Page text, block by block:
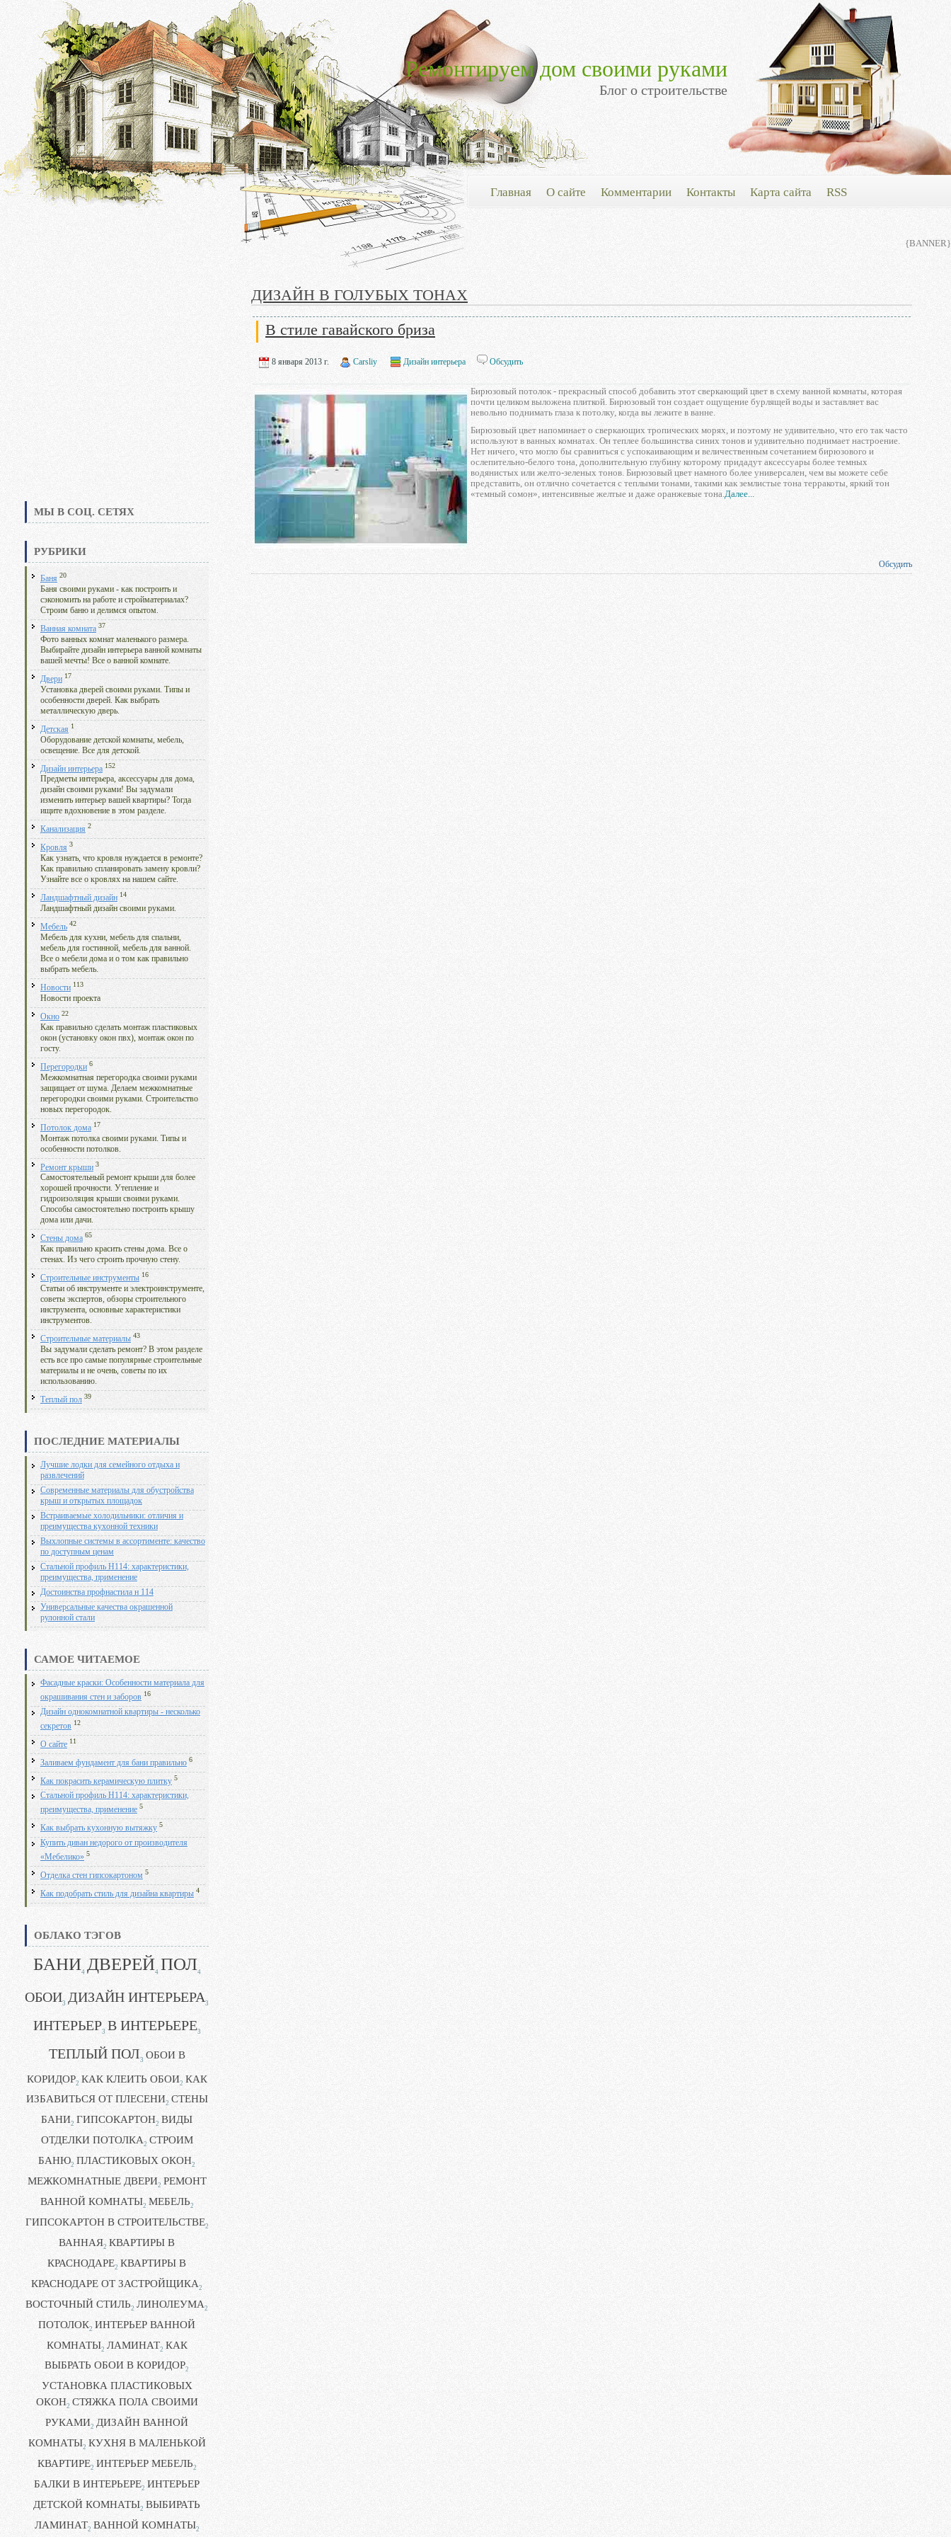
Ремонтируем дом своими руками
Блог о строительстве
Главная О сайте Комментарии Контакты Карта сайта RSS
{BANNER}
МЫ В СОЦ. СЕТЯХ
РУБРИКИ
Баня 20
Баня своими руками - как построить и
сэкономить на работе и стройматериалах?
Строим баню и делимся опытом.
Ванная комната 37
Фото ванных комнат маленького размера.
Выбирайте дизайн интерьера ванной комнаты
вашей мечты! Все о ванной комнате.
Двери 17
Установка дверей своими руками. Типы и
особенности дверей. Как выбрать
металлическую дверь.
Детская 1
Оборудование детской комнаты, мебель,
освещение. Все для детской.
Дизайн интерьера 152
Предметы интерьера, аксессуары для дома,
дизайн своими руками! Вы задумали
изменить интерьер вашей квартиры? Тогда
ищите вдохновение в этом разделе.
Канализация 2
Кровля 3
Как узнать, что кровля нуждается в ремонте?
Как правильно спланировать замену кровли?
Узнайте все о кровлях на нашем сайте.
Ландшафтный дизайн 14
Ландшафтный дизайн своими руками.
Мебель 42
Мебель для кухни, мебель для спальни,
мебель для гостинной, мебель для ванной.
Все о мебели дома и о том как правильно
выбрать мебель.
Новости 113
Новости проекта
Окно 22
Как правильно сделать монтаж пластиковых
окон (установку окон пвх), монтаж окон по
госту.
Перегородки 6
Межкомнатная перегородка своими руками
защищает от шума. Делаем межкомнатные
перегородки своими руками. Строительство
новых перегородок.
Потолок дома 17
Монтаж потолка своими руками. Типы и
особенности потолков.
Ремонт крыши 3
Самостоятельный ремонт крыши для более
хорошей прочности. Утепление и
гидроизоляция крыши своими руками.
Способы самостоятельно построить крышу
дома или дачи.
Стены дома 65
Как правильно красить стены дома. Все о
стенах. Из чего строить прочную стену.
Строительные инструменты 16
Статьи об инструменте и электроинструменте,
советы экспертов, обзоры строительного
инструмента, основные характеристики
инструментов.
Строительные материалы 43
Вы задумали сделать ремонт? В этом разделе
есть все про самые популярные строительные
материалы и не очень, советы по их
использованию.
Теплый пол 39
ПОСЛЕДНИЕ МАТЕРИАЛЫ
Лучшие лодки для семейного отдыха и
развлечений
Современные материалы для обустройства
крыш и открытых площадок
Встраиваемые холодильники: отличия и
преимущества кухонной техники
Выхлопные системы в ассортименте: качество
по доступным ценам
Стальной профиль Н114: характеристики,
преимущества, применение
Достоинства профнастила н 114
Универсальные качества окрашенной
рулонной стали
САМОЕ ЧИТАЕМОЕ
Фасадные краски: Особенности материала для
окрашивания стен и заборов 16
Дизайн однокомнатной квартиры - несколько
секретов 12
О сайте 11
Заливаем фундамент для бани правильно 6
Как покрасить керамическую плитку 5
Стальной профиль Н114: характеристики,
преимущества, применение 5
Как выбрать кухонную вытяжку 5
Купить диван недорого от производителя
«Мебелико» 5
Отделка стен гипсокартоном 5
Как подобрать стиль для дизайна квартиры 4
ОБЛАКО ТЭГОВ
БАНИ4 ДВЕРЕЙ4 ПОЛ4
ОБОИ3 ДИЗАЙН ИНТЕРЬЕРА3
ИНТЕРЬЕР3 В ИНТЕРЬЕРЕ3
ТЕПЛЫЙ ПОЛ3 ОБОИ В
КОРИДОР2 КАК КЛЕИТЬ ОБОИ2 КАК
ИЗБАВИТЬСЯ ОТ ПЛЕСЕНИ2 СТЕНЫ
БАНИ2 ГИПСОКАРТОН2 ВИДЫ
ОТДЕЛКИ ПОТОЛКА2 СТРОИМ
БАНЮ2 ПЛАСТИКОВЫХ ОКОН2
МЕЖКОМНАТНЫЕ ДВЕРИ2 РЕМОНТ
ВАННОЙ КОМНАТЫ2 МЕБЕЛЬ2
ГИПСОКАРТОН В СТРОИТЕЛЬСТВЕ2
ВАННАЯ2 КВАРТИРЫ В
КРАСНОДАРЕ2 КВАРТИРЫ В
КРАСНОДАРЕ ОТ ЗАСТРОЙЩИКА2
ВОСТОЧНЫЙ СТИЛЬ2 ЛИНОЛЕУМА2
ПОТОЛОК2 ИНТЕРЬЕР ВАННОЙ
КОМНАТЫ2 ЛАМИНАТ2 КАК
ВЫБРАТЬ ОБОИ В КОРИДОР2
УСТАНОВКА ПЛАСТИКОВЫХ
ОКОН2 СТЯЖКА ПОЛА СВОИМИ
РУКАМИ2 ДИЗАЙН ВАННОЙ
КОМНАТЫ2 КУХНЯ В МАЛЕНЬКОЙ
КВАРТИРЕ2 ИНТЕРЬЕР МЕБЕЛЬ2
БАЛКИ В ИНТЕРЬЕРЕ2 ИНТЕРЬЕР
ДЕТСКОЙ КОМНАТЫ2 ВЫБИРАТЬ
ЛАМИНАТ2 ВАННОЙ КОМНАТЫ2
ДИЗАЙН В ГОЛУБЫХ ТОНАХ
В стиле гавайского бриза
8 января 2013 г. Carsliy Дизайн интерьера Обсудить
Бирюзовый потолок - прекрасный способ добавить этот сверкающий цвет в схему ванной комнаты, которая
почти целиком выложена плиткой. Бирюзовый тон создает ощущение бурлящей воды и заставляет вас
невольно поднимать глаза к потолку, когда вы лежите в ванне.
Бирюзовый цвет напоминает о сверкающих тропических морях, и поэтому не удивительно, что его так часто
используют в ванных комнатах. Он теплее большинства синих тонов и удивительно поднимает настроение.
Нет ничего, что могло бы сравниться с успокаивающим и величественным сочетанием бирюзового и
ослепительно-белого тона, дополнительную глубину которому придадут аксессуары более темных
водянистых или желто-зеленых тонов. Бирюзовый цвет намного более универсален, чем вы можете себе
представить, он отлично сочетается с теплыми тонами, такими как землистые тона терракоты, яркий тон
«темный сомон», интенсивные желтые и даже оранжевые тона.Далее...
Обсудить